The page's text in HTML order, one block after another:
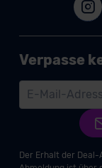
Verpasse
Der Erhalt der